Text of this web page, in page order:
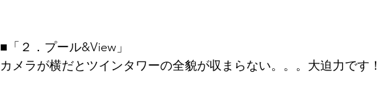
■「２．プール&View」
カメラが横だとツインタワーの全貌が収まらない。。。大迫力です！